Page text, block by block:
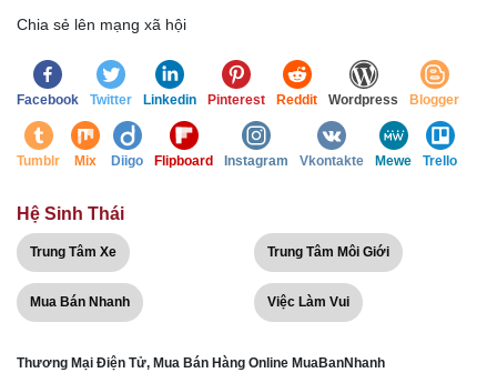
Chia sẻ lên mạng xã hội
Facebook Twitter Linkedin Pinterest Reddit Wordpress Blogger
Tumblr Mix Diigo Flipboard Instagram Vkontakte Mewe Trello
Hệ Sinh Thái
Trung Tâm Xe Trung Tâm Môi Giới
Mua Bán Nhanh Việc Làm Vui
Thương Mại Điện Tử, Mua Bán Hàng Online MuaBanNhanh